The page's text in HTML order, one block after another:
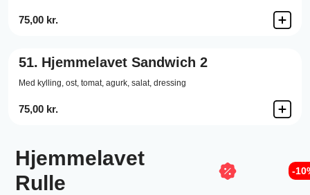
75,00 kr.
51. Hjemmelavet Sandwich 2
Med kylling, ost, tomat, agurk, salat, dressing
75,00 kr.
Hjemmelavet
Rulle
-